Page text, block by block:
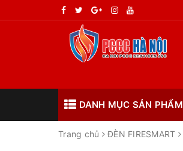
DANH MỤC SẢN PHẨM
Trang chủ ĐÈN FIRESMART